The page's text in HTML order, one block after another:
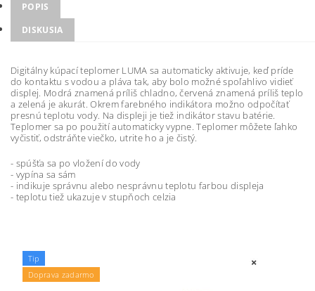
POPIS
DISKUSIA
Digitálny kúpací teplomer LUMA sa automaticky aktivuje, keď príde
do kontaktu s vodou a pláva tak, aby bolo možné spoľahlivo vidieť
displej. Modrá znamená príliš chladno, červená znamená príliš teplo
a zelená je akurát. Okrem farebného indikátora možno odpočítať
presnú teplotu vody. Na displeji je tiež indikátor stavu batérie.
Teplomer sa po použití automaticky vypne. Teplomer môžete ľahko
vyčistiť, odstráňte viečko, utrite ho a je čistý.
- spúšťa sa po vložení do vody
- vypína sa sám
- indikuje správnu alebo nesprávnu teplotu farbou displeja
- teplotu tiež ukazuje v stupňoch celzia
Tip
Doprava zadarmo